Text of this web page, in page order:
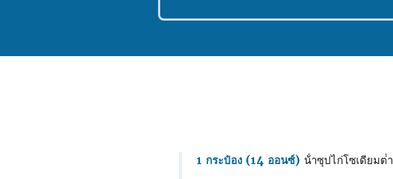
1 กระป๋อง (14 ออนซ์) น้ําซุปไก่โซเดียมต่ํา